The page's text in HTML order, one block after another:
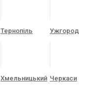
Тернопіль Ужгород
Хмельницький Черкаси